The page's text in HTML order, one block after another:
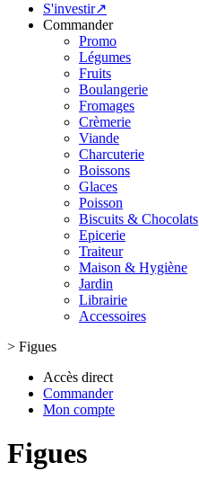
S'investir↗
Commander
Promo
Légumes
Fruits
Boulangerie
Fromages
Crèmerie
Viande
Charcuterie
Boissons
Glaces
Poisson
Biscuits & Chocolats
Epicerie
Traiteur
Maison & Hygiène
Jardin
Librairie
Accessoires
> Figues
Accès direct
Commander
Mon compte
Figues